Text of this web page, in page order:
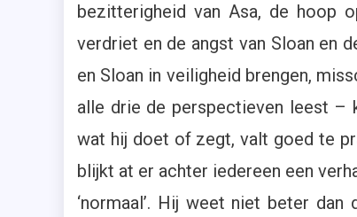
bezitterigheid van Asa, de hoop
verdriet en de angst van Sloan en
en Sloan in veiligheid brengen,
alle drie de perspectieven leest –
wat hij doet of zegt, valt goed te
blijkt at er achter iedereen een
‘normaal’. Hij weet niet beter dan